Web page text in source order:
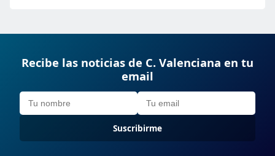
Recibe las noticias de C. Valenciana en tu
email
Suscribirme